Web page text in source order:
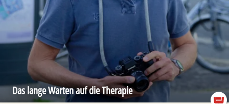
Das lange Warten auf die Therapie